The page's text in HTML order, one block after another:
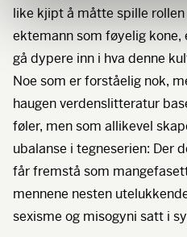
like kjipt å måtte spille
ektemann som føyelig kone,
gå dypere inn i hva denne
Noe som er forståelig nok,
haugen verdenslitteratur
føler, men som allikevel
ubalanse i tegneserien: Der
får fremstå som
mennene nesten
sexisme og misogyni satt i